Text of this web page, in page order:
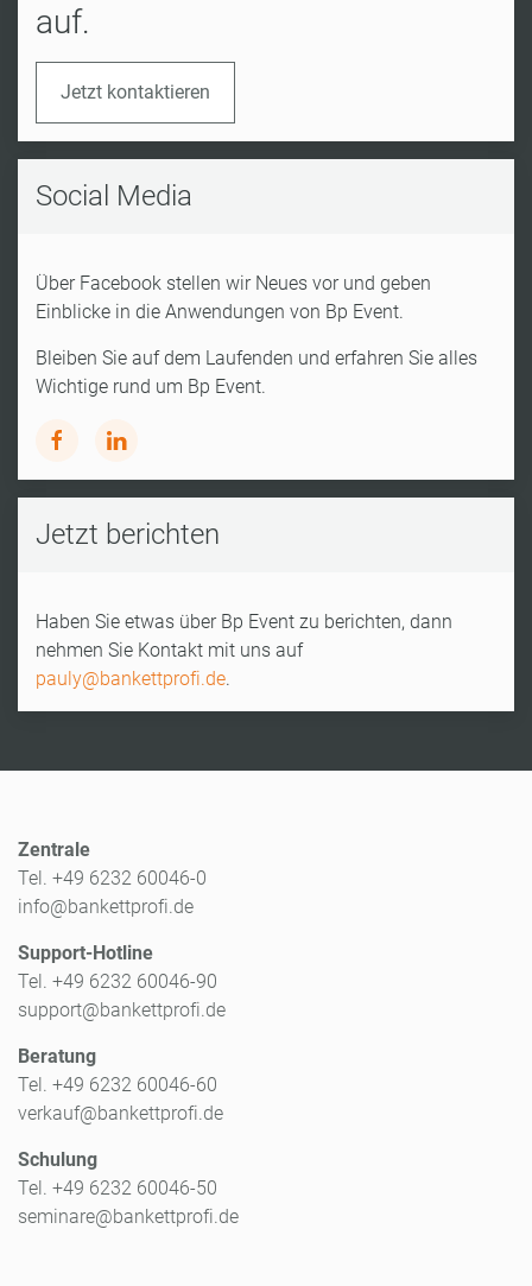
auf.
Jetzt kontaktieren
Social Media
Über Facebook stellen wir Neues vor und geben
Einblicke in die Anwendungen von Bp Event.
Bleiben Sie auf dem Laufenden und erfahren Sie alles
Wichtige rund um Bp Event.
Jetzt berichten
Haben Sie etwas über Bp Event zu berichten, dann
nehmen Sie Kontakt mit uns auf
pauly@bankettprofi.de.
Zentrale
Tel. +49 6232 60046-0
info@bankettprofi.de
Support-Hotline
Tel. +49 6232 60046-90
support@bankettprofi.de
Beratung
Tel. +49 6232 60046-60
verkauf@bankettprofi.de
Schulung
Tel. +49 6232 60046-50
seminare@bankettprofi.de